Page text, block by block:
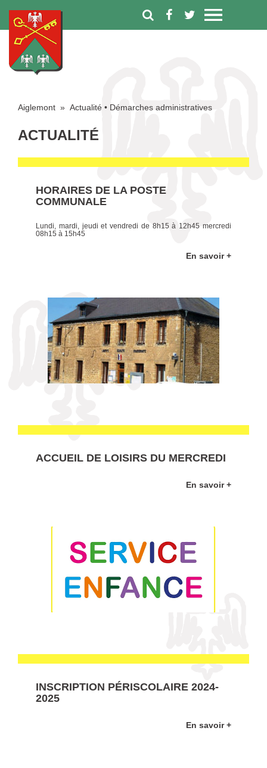
Aiglemont » Actualité • Démarches administratives
ACTUALITÉ
HORAIRES DE LA POSTE
COMMUNALE
Lundi, mardi, jeudi et vendredi de 8h15 à 12h45 mercredi
08h15 à 15h45
En savoir +
ACCUEIL DE LOISIRS DU MERCREDI
En savoir +
INSCRIPTION PÉRISCOLAIRE 2024-
2025
En savoir +